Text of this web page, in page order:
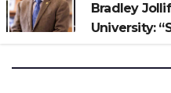
Bradley
University: